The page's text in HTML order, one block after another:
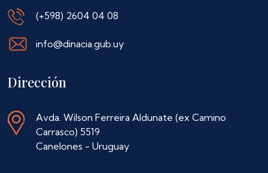
(+598) 2604 04 08
info@dinacia.gub.uy
Dirección
Avda. Wilson Ferreira Aldunate (ex Camino
Carrasco) 5519
Canelones - Uruguay